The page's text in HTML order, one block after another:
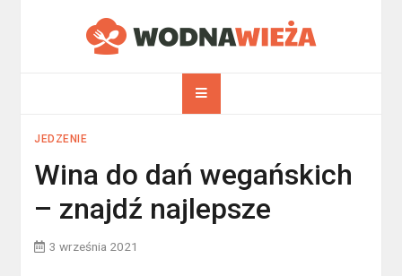
WodnaWieża.pl
JEDZENIE
Wina do dań wegańskich
– znajdź najlepsze
3 września 2021